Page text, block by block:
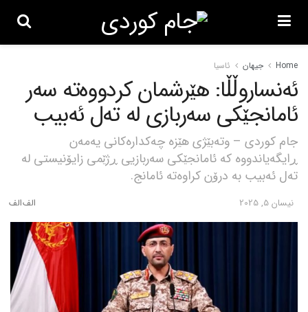
Home جیهان ئاسیا
ئەنساروڵڵا: هێرشمان کردووەتە سەر
ئامانجێکی سەربازی لە تەل ئەبیب
جام کوردی – وتەبێژی هێزە چەکدارەکانی یەمەن
ڕایگەیاندووە کە ئامانجێکی سەربازیی ڕژێمی زایۆنیستی لە
تەل ئەبیب بە درۆن کراوەتە ئامانج.
نیسان 5, 2025